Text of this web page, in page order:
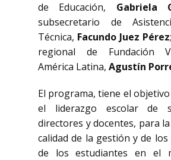
de Educación, Gabriela
subsecretario de
Técnica, Facundo Juez Pérez
regional de Fundación
América Latina, Agustín
El programa, tiene el
el liderazgo escolar de
directores y docentes, para
calidad de la gestión y de los
de los estudiantes en el